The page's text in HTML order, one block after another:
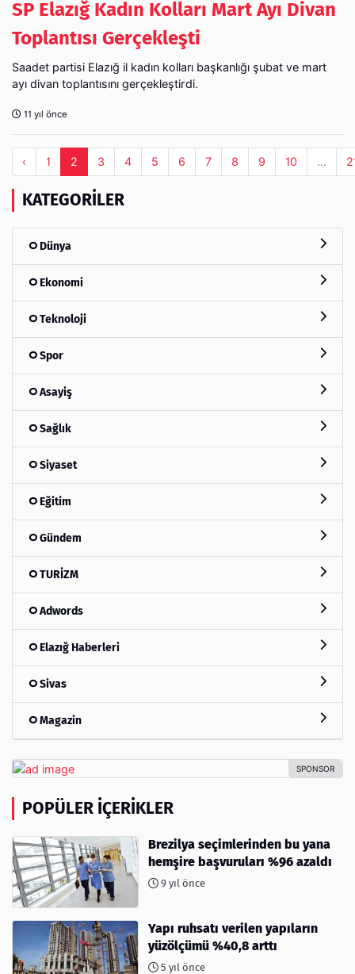
SP Elazığ Kadın Kolları Mart Ayı Divan
Toplantısı Gerçekleşti
Saadet partisi Elazığ il kadın kolları başkanlığı şubat ve mart
ayı divan toplantısını gerçekleştirdi.
11 yıl önce
‹ 1 2 3 4 5 6 7 8 9 10 ...
KATEGORILER
Dünya
Ekonomi
Teknoloji
Spor
Asayiş
Sağlık
Siyaset
Eğitim
Gündem
TURİZM
Adwords
Elazığ Haberleri
Sivas
Magazin
POPÜLER İÇERIKLER
Brezilya seçimlerinden bu yana
hemşire başvuruları %96 azaldı
9 yıl önce
Yapı ruhsatı verilen yapıların
yüzölçümü %40,8 arttı
5 yıl önce